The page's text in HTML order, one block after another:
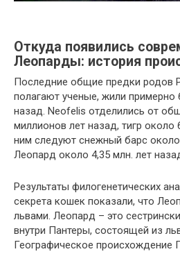
Откуда появились
Леопарды: история
Последние общие предки родов
полагают ученые, жили примерно
назад. Neofelis отделились от
миллионов лет назад, тигр около
ним следуют снежный барс
Леопард около 4,35 млн. лет
Результаты филогенетических
секрета кошек показали, что
львами. Леопард – это
внутри Пантеры, состоящей из
Географическое происхождение